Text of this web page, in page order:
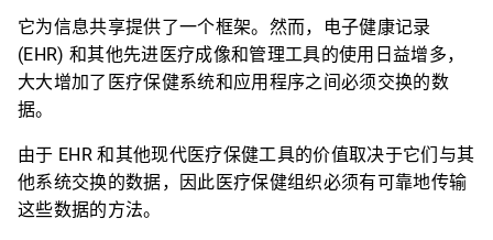
它为信息共享提供了一个框架。然而，电子健康记录
(EHR) 和其他先进医疗成像和管理工具的使用日益增多，
大大增加了医疗保健系统和应用程序之间必须交换的数
据。
由于 EHR 和其他现代医疗保健工具的价值取决于它们与其
他系统交换的数据，因此医疗保健组织必须有可靠地传输
这些数据的方法。